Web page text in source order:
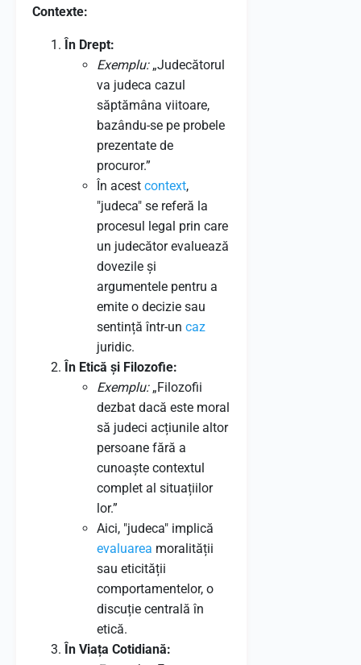
Contexte:
În Drept:
Exemplu:„Judecătorul
va judeca cazul
săptămâna viitoare,
bazându-se pe probele
prezentate de
procuror.”
În acest context,
"judeca" se referă la
procesul legal prin care
un judecător evaluează
dovezile și
argumentele pentru a
emite o decizie sau
sentință într-un caz
juridic.
În Etică și Filozofie:
Exemplu:„Filozofii
dezbat dacă este moral
să judeci acțiunile altor
persoane fără a
cunoaște contextul
complet al situațiilor
lor.”
Aici, "judeca" implică
evaluarea moralității
sau eticității
comportamentelor, o
discuție centrală în
etică.
În Viața Cotidiană: